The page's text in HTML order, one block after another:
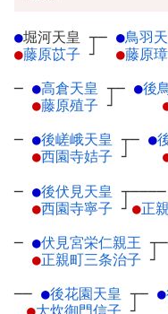
●堀河天皇 ┬
●藤原苡子 ┘
─ ●鳥羽
●藤原
─ ●高倉天皇 ┬
●藤原殖子 ┘
─ ●後
─ ●後嵯峨天皇 ┬
●西園寺姞子 ┘
─ ●
─ ●後伏見天皇 ┬
●西園寺寧子 ┘
────
●正
─ ●伏見宮栄仁親王 ┬
●正親町三条治子 ┘
─
── ●後花園天皇 ┬─ ●